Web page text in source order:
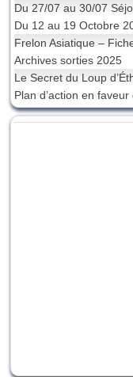
Du 27/07 au 30/07
Du 12 au 19 Octobre
Frelon Asiatique –
Archives sorties 2025
Le Secret du Loup
Plan d’action en